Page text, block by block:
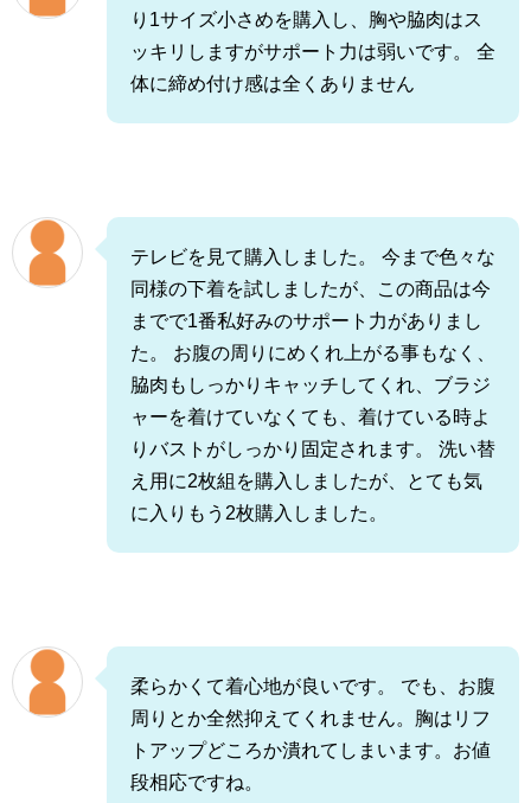
り1サイズ小さめを購入し、胸や脇肉はス
ッキリしますがサポート力は弱いです。 全
体に締め付け感は全くありません
テレビを見て購入しました。 今まで色々な
同様の下着を試しましたが、この商品は今
までで1番私好みのサポート力がありまし
た。 お腹の周りにめくれ上がる事もなく、
脇肉もしっかりキャッチしてくれ、ブラジ
ャーを着けていなくても、着けている時よ
りバストがしっかり固定されます。 洗い替
え用に2枚組を購入しましたが、とても気
に入りもう2枚購入しました。
柔らかくて着心地が良いです。 でも、お腹
周りとか全然抑えてくれません。胸はリフ
トアップどころか潰れてしまいます。お値
段相応ですね。